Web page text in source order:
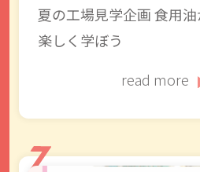
夏の工場見学企画 食用
楽しく学ぼう
read more